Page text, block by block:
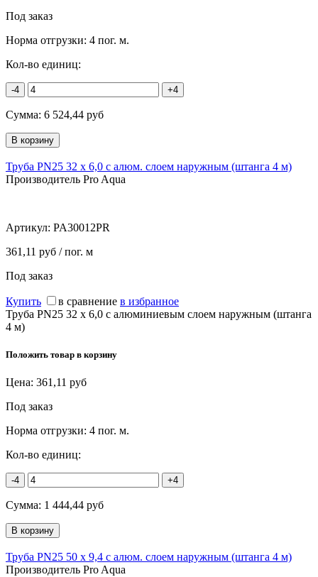
Под заказ
Норма отгрузки: 4 пог. м.
Кол-во единиц:
-4 +4
Сумма: 6 524,44 руб
Труба PN25 32 х 6,0 с алюм. слоем наружным (штанга 4 м)
Производитель Pro Aqua
Артикул: PA30012PR
361,11 руб / пог. м
Под заказ
Купить в сравнение в избранное
Труба PN25 32 х 6,0 с алюминиевым слоем наружным (штанга
4 м)
Положить товар в корзину
Цена: 361,11 руб
Под заказ
Норма отгрузки: 4 пог. м.
Кол-во единиц:
-4 +4
Сумма: 1 444,44 руб
Труба PN25 50 х 9,4 с алюм. слоем наружным (штанга 4 м)
Производитель Pro Aqua